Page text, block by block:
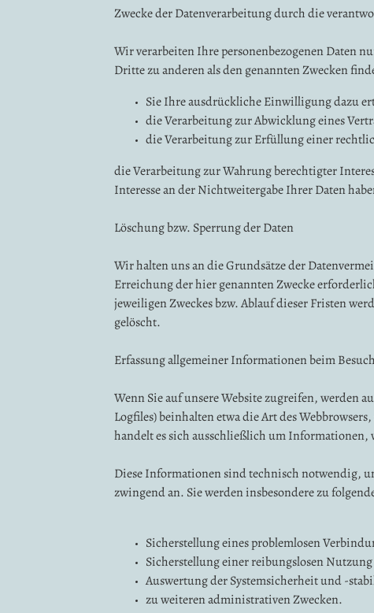
Zwecke der Datenverarbeitung durch die
Wir verarbeiten Ihre personenbezogenen Daten
Dritte zu anderen als den genannten Zwecken
Sie Ihre ausdrückliche Einwilligung dazu
die Verarbeitung zur Abwicklung eines
die Verarbeitung zur Erfüllung einer
die Verarbeitung zur Wahrung berechtigter
Interesse an der Nichtweitergabe Ihrer Daten
Löschung bzw. Sperrung der Daten
Wir halten uns an die Grundsätze der
Erreichung der hier genannten Zwecke
jeweiligen Zweckes bzw. Ablauf dieser Fristen
gelöscht.
Erfassung allgemeiner Informationen beim
Wenn Sie auf unsere Website zugreifen, werden
Logfiles) beinhalten etwa die Art des
handelt es sich ausschließlich um Informationen,
Diese Informationen sind technisch notwendig,
zwingend an. Sie werden insbesondere zu
Sicherstellung eines problemlosen
Sicherstellung einer reibungslosen
Auswertung der Systemsicherheit und -
zu weiteren administrativen Zwecken.